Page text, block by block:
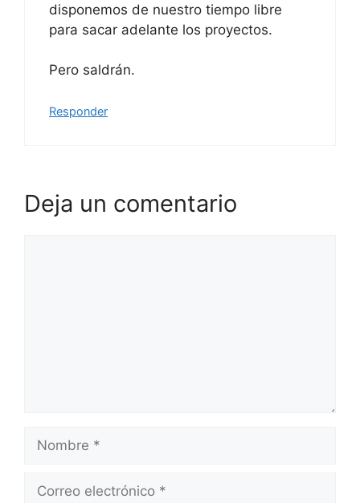
disponemos de nuestro tiempo libre
para sacar adelante los proyectos.
Pero saldrán.
Responder
Deja un comentario
Nombre
Correo